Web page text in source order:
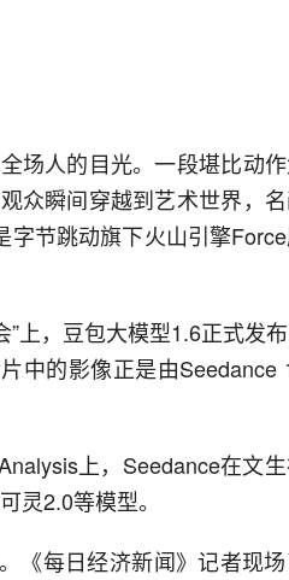
场人的目光。一段堪比动
众瞬间穿越到艺术世界，
节跳动旗下火山引擎
上，豆包大模型1.6正式发
中的影像正是由Seedance
上，Seedance在文
灵2.0等模型。
《每日经济新闻》记者现场